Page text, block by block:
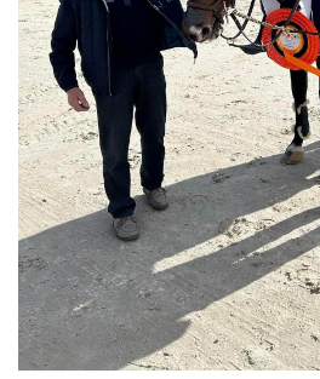
VIDEO’S
EU-STATION
ICSI
ALGEMENE VOORWAARDEN
MERRIEBEGELEIDING
BESTELFORMULIER
NIEUWS
TEAM NIJHOF MARKET